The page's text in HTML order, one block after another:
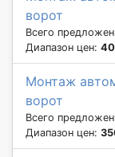
ворот
Всего
Диапазон цен:
Монтаж
ворот
Всего
Диапазон цен: